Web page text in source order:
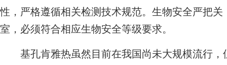
性，严格遵循相关检测技术规范。生物安全严把
室，必须符合相应生物安全等级要求。
基孔肯雅热虽然目前在我国尚未大规模流行，